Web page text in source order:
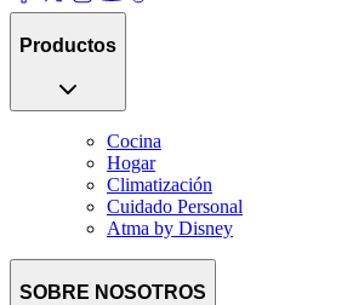
Productos
Cocina
Hogar
Climatización
Cuidado Personal
Atma by Disney
SOBRE NOSOTROS